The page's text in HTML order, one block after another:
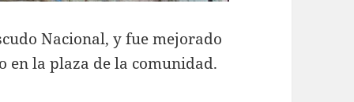
Nacional, y fue mejorado
en la plaza de la comunidad.